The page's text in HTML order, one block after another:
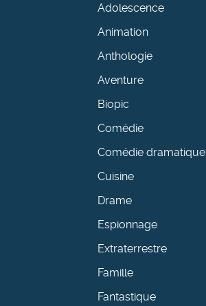
Adolescence
Animation
Anthologie
Aventure
Biopic
Comédie
Comédie dramatique
Cuisine
Drame
Espionnage
Extraterrestre
Famille
Fantastique